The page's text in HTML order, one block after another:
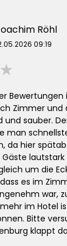
Röhl
09:19
Bewertungen
Zimmer und
und sauber.
man
da hier
lautstark
um die
es im
war,
im Hotel
Bitte
klappt